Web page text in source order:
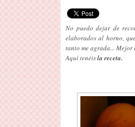
No puedo dejar de
elaborados al horno,
tanto me agrada... Mejor
Aquí tenéisla receta.